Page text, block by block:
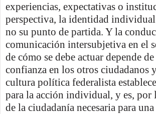
experiencias, expectativas o
perspectiva, la identidad
no su punto de partida. Y la
comunicación intersubjetiva en el
de cómo se debe actuar depende
confianza en los otros ciudadanos
cultura política federalista
para la acción individual, y es,
de la ciudadanía necesaria para